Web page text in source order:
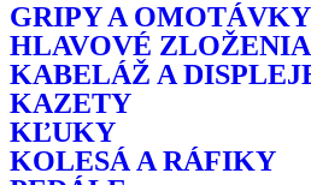
GRIPY A OMOTÁVKY
HLAVOVÉ ZLOŽENIA
KABELÁŽ A
KAZETY
KĽUKY
KOLESÁ A RÁFIKY